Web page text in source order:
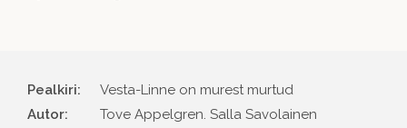
Pealkiri:
Vesta-Linne on murest murtud
Autor
Tove Appelgren. Salla Savolainen